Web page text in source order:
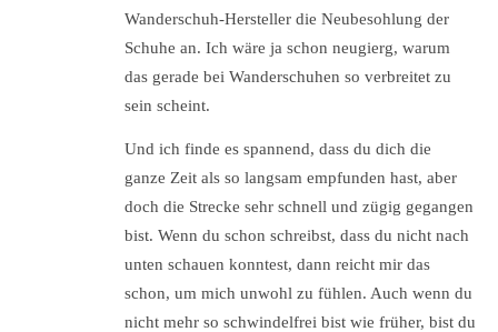
Wanderschuh-Hersteller die Neubesohlung der
Schuhe an. Ich wäre ja schon neugierg, warum
das gerade bei Wanderschuhen so verbreitet zu
sein scheint.
Und ich finde es spannend, dass du dich die
ganze Zeit als so langsam empfunden hast, aber
doch die Strecke sehr schnell und zügig gegangen
bist. Wenn du schon schreibst, dass du nicht nach
unten schauen konntest, dann reicht mir das
schon, um mich unwohl zu fühlen. Auch wenn du
nicht mehr so schwindelfrei bist wie früher, bist du